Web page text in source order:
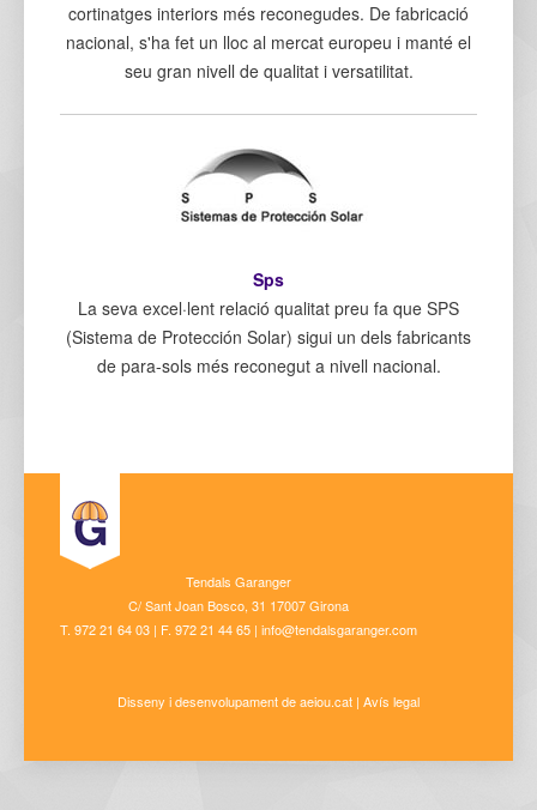
cortinatges interiors més reconegudes. De fabricació
nacional, s'ha fet un lloc al mercat europeu i manté el
seu gran nivell de qualitat i versatilitat.
Sps
La seva excel·lent relació qualitat preu fa que SPS
(Sistema de Protección Solar) sigui un dels fabricants
de para-sols més reconegut a nivell nacional.
Tendals Garanger
C/ Sant Joan Bosco, 31 17007 Girona
T. 972 21 64 03 | F. 972 21 44 65 | info@tendalsgaranger.com
Disseny i desenvolupament deaeiou.cat | Avís legal